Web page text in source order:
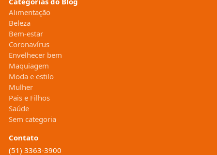
Alimentação
Beleza
Bem-estar
Coronavírus
Envelhecer bem
Maquiagem
Moda e estilo
Mulher
Pais e Filhos
Saúde
Sem categoria
Contato
(51) 3363-3900